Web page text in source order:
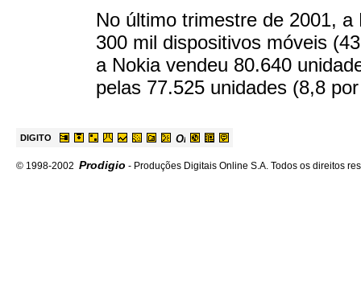
No último trimestre de 2001,
300 mil dispositivos móveis
a Nokia vendeu 80.640
pelas 77.525 unidades (8,8
DIGITO
© 1998-2002 Prodigio - Produções Digitais Online S.A. Todos os direitos